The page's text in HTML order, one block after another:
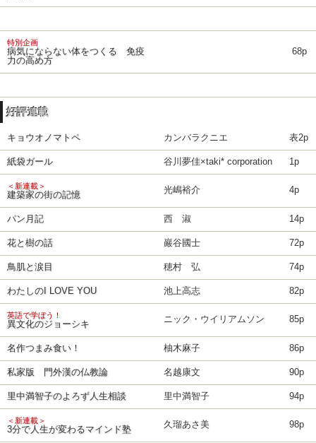
特別企画
病気にならない体をつくる 免疫
力の高め方
68p
好評連載
キョウオノマトペ カンバラクニエ 表2p
紙袋ガール 谷川夢佳×taki* corporation 1p
＜新連載＞
建築家の街の記憶 光嶋裕介 4p
パン月記 西 淑 14p
花と樹の話 巖谷國士 72p
鳥肌と涙目 穂村 弘 74p
わたしのI LOVE YOU 池上高志 82p
英語で学ぼう！
異文化のジョーシキ ニック・ウイリアムソン 85p
名作つまみ食い！ 柚木麻子 86p
私家版 門外漢の仏教論 名越康文 90p
里中満智子のよろず人生相談 里中満智子 94p
＜新連載＞
3分で人生が変わるマインド塾 久瑠あさ美 98p